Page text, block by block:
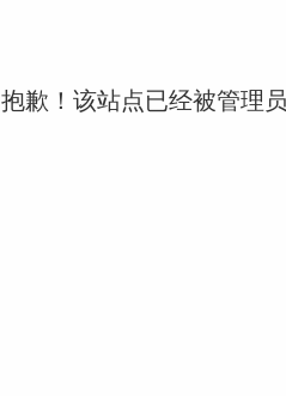
抱歉！该站点已经被管理